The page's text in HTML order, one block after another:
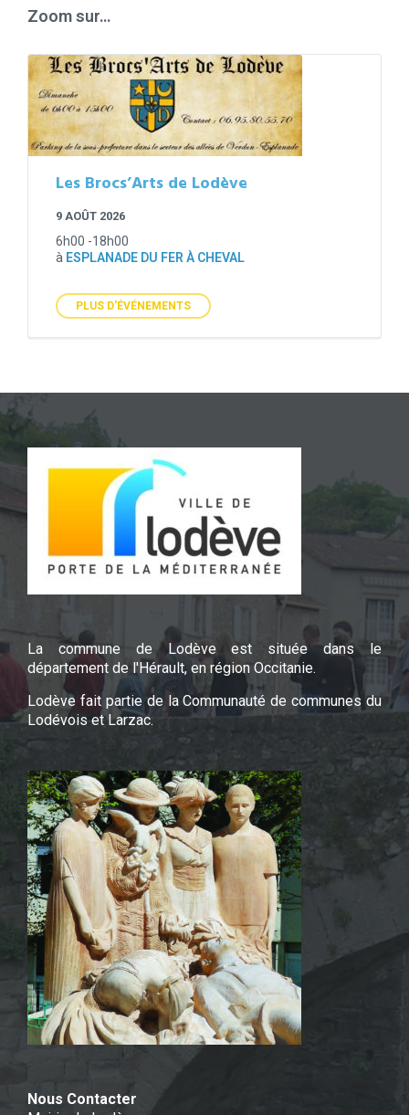
Zoom sur…
Les Brocs’Arts de Lodève
9 AOÛT 2026
6h00 -18h00
à ESPLANADE DU FER À CHEVAL
PLUS D'ÉVÉNEMENTS
La commune de Lodève est située dans le
département de l'Hérault, en région Occitanie.
Lodève fait partie de la Communauté de communes du
Lodévois et Larzac.
Nous Contacter